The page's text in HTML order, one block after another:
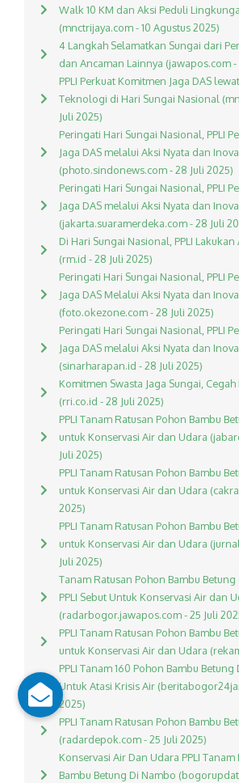
Walk 10 KM dan Aksi Peduli
(mnctrijaya.com - 10 Agustus 2025)
4 Langkah Selamatkan Sungai dari
dan Ancaman Lainnya (jawapos.com -
PPLI Perkuat Komitmen Jaga DAS
Teknologi di Hari Sungai Nasional
Juli 2025)
Peringati Hari Sungai Nasional, PPLI
Jaga DAS melalui Aksi Nyata dan
(photo.sindonews.com - 28 Juli 2025)
Peringati Hari Sungai Nasional, PPLI
Jaga DAS melalui Aksi Nyata dan
(jakarta.suaramerdeka.com - 28 Juli
Di Hari Sungai Nasional, PPLI
(rm.id - 28 Juli 2025)
Peringati Hari Sungai Nasional, PPLI
Jaga DAS Melalui Aksi Nyata dan
(foto.okezone.com - 28 Juli 2025)
Peringati Hari Sungai Nasional, PPLI
Jaga DAS melalui Aksi Nyata dan
(sinarharapan.id - 28 Juli 2025)
Komitmen Swasta Jaga Sungai,
(rri.co.id - 28 Juli 2025)
PPLI Tanam Ratusan Pohon Bambu
untuk Konservasi Air dan Udara
Juli 2025)
PPLI Tanam Ratusan Pohon Bambu
untuk Konservasi Air dan Udara
2025)
PPLI Tanam Ratusan Pohon Bambu
untuk Konservasi Air dan Udara
Juli 2025)
Tanam Ratusan Pohon Bambu
PPLI Sebut Untuk Konservasi Air dan
(radarbogor.jawapos.com - 25 Juli
PPLI Tanam Ratusan Pohon Bambu
untuk Konservasi Air dan Udara
PPLI Tanam 160 Pohon Bambu
Untuk Atasi Krisis Air
2025)
PPLI Tanam Ratusan Pohon Bambu
(radardepok.com - 25 Juli 2025)
Konservasi Air Dan Udara PPLI
Bambu Betung Di Nambo